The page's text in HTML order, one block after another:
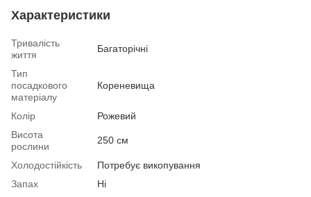
Характеристики
Тривалість
життя
Багаторічні
Тип
посадкового
матеріалу
Кореневища
Колір
Рожевий
Висота
рослини
250 см
Холодостійкість
Потребує викопування
Запах
Ні